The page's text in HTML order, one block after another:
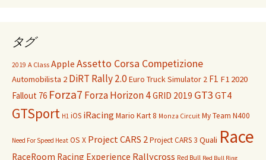
ブ
タグ
2019 A Class Apple Assetto Corsa Competizione
Automobilista 2 DiRT Rally 2.0Euro Truck Simulator 2 F1 F1 2020
Fallout 76 Forza7 Forza Horizon 4GRID 2019 GT3 GT4
GTSport H1 iOS iRacingMario Kart 8 Monza Circuit My Team N400
Need For Speed Heat OS X Project CARS 2 Project CARS 3 Quali Race
RaceRoom Racing Experience Rallycross Red Bull Red Bull Ring